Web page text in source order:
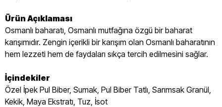
Ürün Açıklaması
Osmanlı baharatı, Osmanlı mutfağına özgü bir baharat
karışımıdır. Zengin içerikli bir karışım olan Osmanlı baharatının
hem lezzeti hem de faydaları sıkça tercih edilmesini sağlar.
İçindekiler
Özel İpek Pul Biber, Sumak, Pul Biber Tatlı, Sarımsak Granül,
Kekik, Maya Ekstratı, Tuz, İsot